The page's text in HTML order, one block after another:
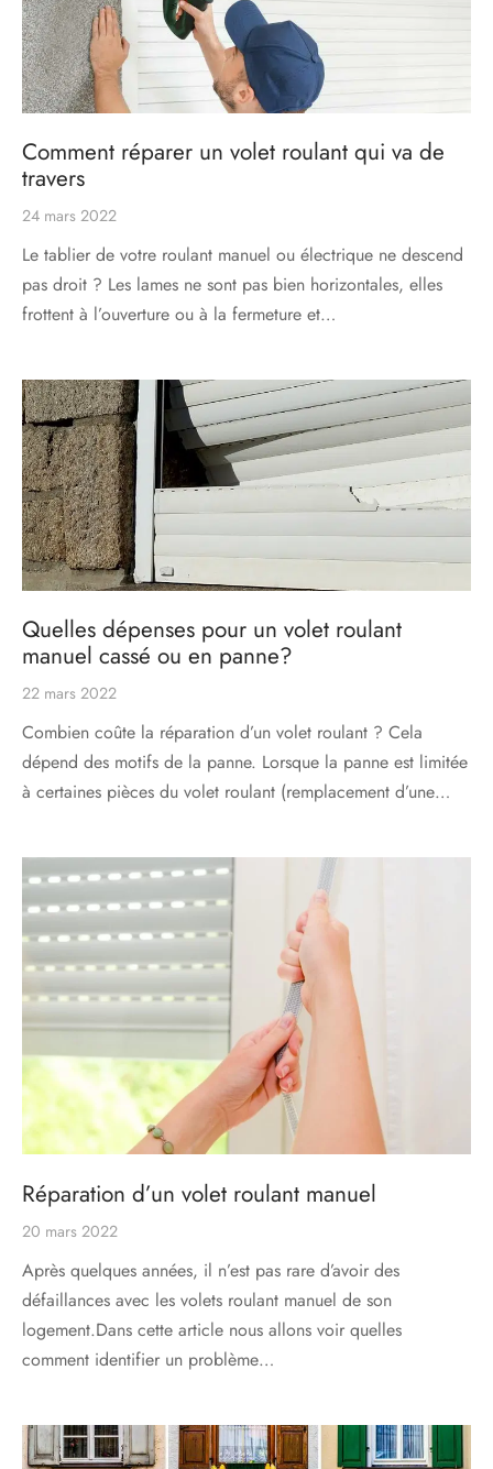
Comment réparer un volet roulant qui va de
travers
24 mars 2022
Le tablier de votre roulant manuel ou électrique ne descend
pas droit ? Les lames ne sont pas bien horizontales, elles
frottent à l’ouverture ou à la fermeture et…
Quelles dépenses pour un volet roulant
manuel cassé ou en panne?
22 mars 2022
Combien coûte la réparation d’un volet roulant ? Cela
dépend des motifs de la panne. Lorsque la panne est limitée
à certaines pièces du volet roulant (remplacement d’une…
Réparation d’un volet roulant manuel
20 mars 2022
Après quelques années, il n’est pas rare d’avoir des
défaillances avec les volets roulant manuel de son
logement.Dans cette article nous allons voir quelles
comment identifier un problème…